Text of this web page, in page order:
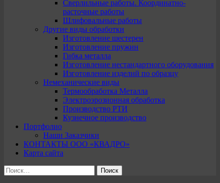
Сверлильные работы. Координатно-
расточные работы
Шлифовальные работы
Другие виды обработки
Изготовление шестерен
Изготовление пружин
Гибка металла
Изготовление нестандартного оборудования
Изготовление изделий по образцу
Немеханические виды
Термообработка Металла
Электроэрозионная обработка
Производство РТИ
Кузнечное производство
Портфолио
Наши Заказчики
КОНТАКТЫ ООО «КВАДРО»
Карта сайта
Найти: